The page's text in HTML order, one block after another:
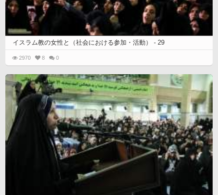
イスラム教の女性と（社会における参加・活動） - 29
2970 8 0